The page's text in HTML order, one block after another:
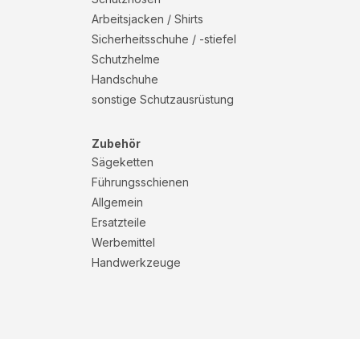
Arbeitsjacken / Shirts
Sicherheitsschuhe / -stiefel
Schutzhelme
Handschuhe
sonstige Schutzausrüstung
Zubehör
Sägeketten
Führungsschienen
Allgemein
Ersatzteile
Werbemittel
Handwerkzeuge